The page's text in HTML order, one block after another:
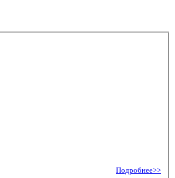
Подробнее>>